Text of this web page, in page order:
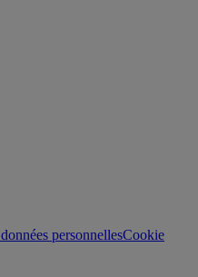
personnellesCookie